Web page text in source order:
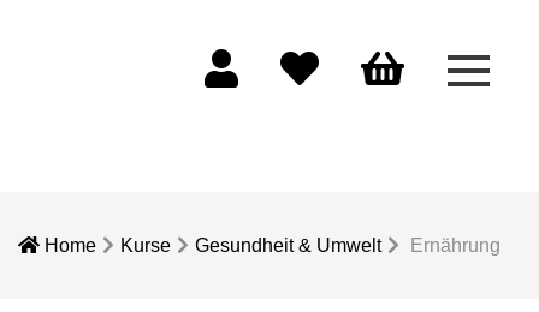
Menü
Home Kurse Gesundheit & Umwelt Ernährung